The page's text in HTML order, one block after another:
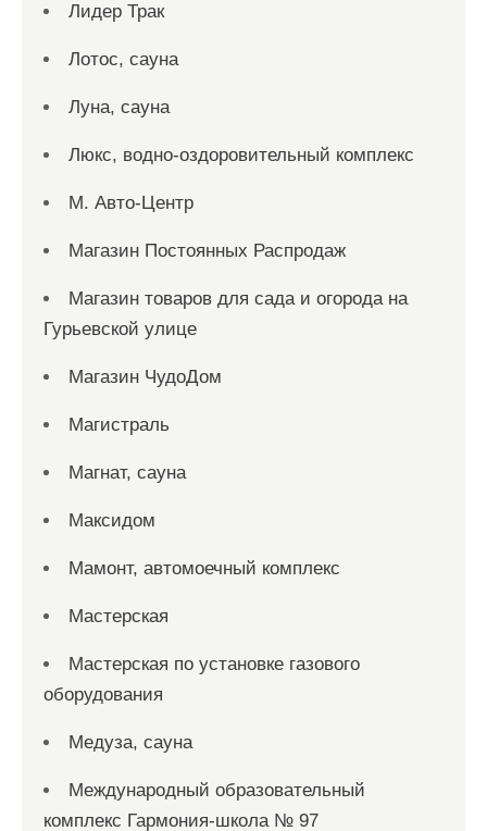
Лидер Трак
Лотос, сауна
Луна, сауна
Люкс, водно-оздоровительный комплекс
М. Авто-Центр
Магазин Постоянных Распродаж
Магазин товаров для сада и огорода на
Гурьевской улице
Магазин ЧудоДом
Магистраль
Магнат, сауна
Максидом
Мамонт, автомоечный комплекс
Мастерская
Мастерская по установке газового
оборудования
Медуза, сауна
Международный образовательный
комплекс Гармония-школа № 97